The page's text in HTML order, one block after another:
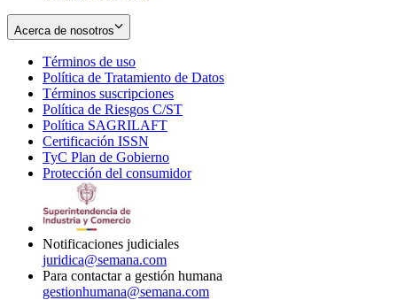
Acerca de nosotros
Términos de uso
in
new
window
Política de Tratamiento de Datos
Términos suscripciones
in
Política de Riesgos C/ST
Política SAGRILAFT
new
window
Certificación ISSN
in
new
TyC Plan de Gobierno
in
Protección del consumidorOpens
Notificaciones judiciales
juridica@semana.com
Para contactar a gestión humana
gestionhumana@semana.com